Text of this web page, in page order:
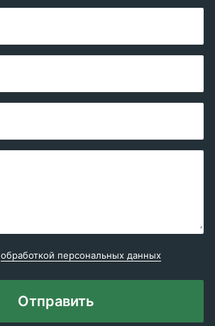
обработкой персональных данных
Отправить